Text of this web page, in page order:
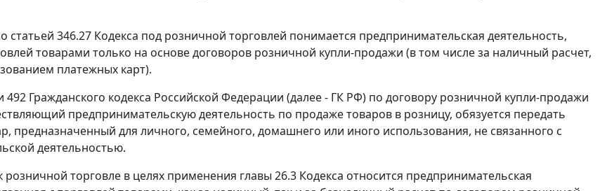
статьей 346.27 Кодекса под розничной торговлей понимается предпринимательская деятельность,
товарами только на основе договоров розничной купли-продажи (в том числе за наличный расчет,
платежных карт).
492 Гражданского кодекса Российской Федерации (далее - ГК РФ) по договору розничной купли-продажи
предпринимательскую деятельность по продаже товаров в розницу, обязуется передать
предназначенный для личного, семейного, домашнего или иного использования, не связанного с
деятельностью.
торговле в целях применения главы 26.3 Кодекса относится предпринимательская